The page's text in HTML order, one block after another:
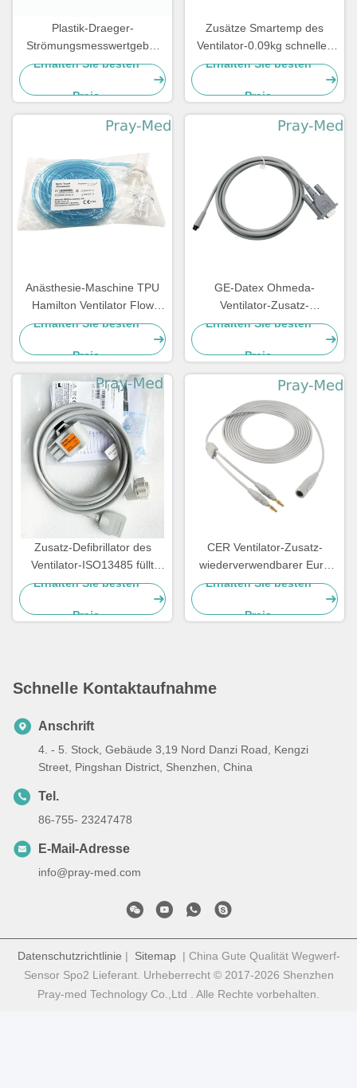
Plastik-Draeger-
Strömungsmesswertgeber
Evita2 Evita4 Savina
Erhalten Sie besten
Preis
Zusätze Smartemp des
Ventilator-0.09kg schnelles
Mundjacken-Blau der temp-
Erhalten Sie besten
Preis
Anästhesie-Maschine TPU
Hamilton Ventilator Flow
Sensor Compatible
Erhalten Sie besten
Preis
GE-Datex Ohmeda-
Ventilator-Zusatz-
neugeborenes
Strömungsmesswertgeber-
Kabel 2.4m
Erhalten Sie besten
Preis
Zusatz-Defibrillator des
Ventilator-ISO13485 füllt
Kabel mit Last des Test-
Erhalten Sie besten
Preis
CER Ventilator-Zusatz-
wiederverwendbarer Euro
wir Electrosurgica-Silikon-
Erhalten Sie besten
Preis
Schnelle Kontaktaufnahme
Anschrift
4. - 5. Stock, Gebäude 3,19 Nord Danzi Road, Kengzi
Street, Pingshan District, Shenzhen, China
Tel.
86-755- 23247478
E-Mail-Adresse
info@pray-med.com
Datenschutzrichtlinie | Sitemap| China Gute Qualität Wegwerf-
Sensor Spo2 Lieferant. Urheberrecht © 2017-2026 Shenzhen
Pray-med Technology Co.,Ltd . Alle Rechte vorbehalten.